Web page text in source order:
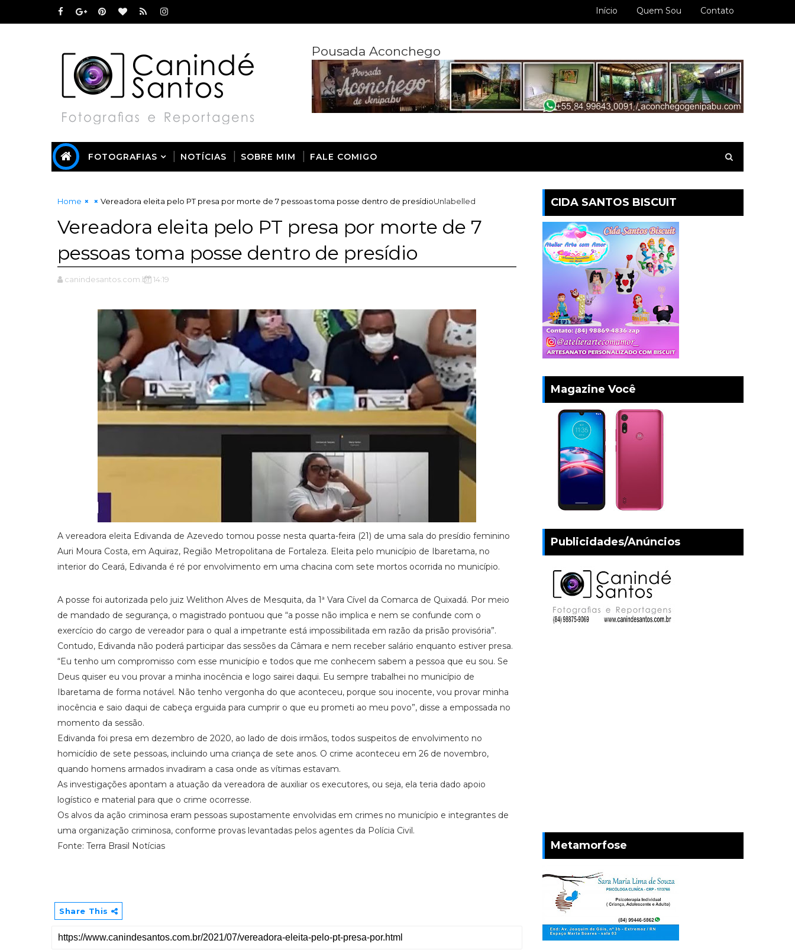
Início Quem Sou Contato
Pousada Aconchego
FOTOGRAFIAS NOTÍCIAS SOBRE MIM FALE COMIGO
Home Unlabelled
Vereadora eleita pelo PT presa por morte de 7 pessoas toma posse dentro de presídio
Vereadora eleita pelo PT presa por morte de 7
pessoas toma posse dentro de presídio
canindesantos.com.br 14:19
A vereadora eleita Edivanda de Azevedo tomou posse nesta quarta-feira (21) de uma sala do presídio feminino
Auri Moura Costa, em Aquiraz, Região Metropolitana de Fortaleza. Eleita pelo município de Ibaretama, no
interior do Ceará, Edivanda é ré por envolvimento em uma chacina com sete mortos ocorrida no município.
A posse foi autorizada pelo juiz Welithon Alves de Mesquita, da 1ª Vara Cível da Comarca de Quixadá. Por meio
de mandado de segurança, o magistrado pontuou que “a posse não implica e nem se confunde com o
exercício do cargo de vereador para o qual a impetrante está impossibilitada em razão da prisão provisória”.
Contudo, Edivanda não poderá participar das sessões da Câmara e nem receber salário enquanto estiver presa.
“Eu tenho um compromisso com esse município e todos que me conhecem sabem a pessoa que eu sou. Se
Deus quiser eu vou provar a minha inocência e logo sairei daqui. Eu sempre trabalhei no município de
Ibaretama de forma notável. Não tenho vergonha do que aconteceu, porque sou inocente, vou provar minha
inocência e saio daqui de cabeça erguida para cumprir o que eu prometi ao meu povo”, disse a empossada no
momento da sessão.
Edivanda foi presa em dezembro de 2020, ao lado de dois irmãos, todos suspeitos de envolvimento no
homicídio de sete pessoas, incluindo uma criança de sete anos. O crime aconteceu em 26 de novembro,
quando homens armados invadiram a casa onde as vítimas estavam.
As investigações apontam a atuação da vereadora de auxiliar os executores, ou seja, ela teria dado apoio
logístico e material para que o crime ocorresse.
Os alvos da ação criminosa eram pessoas supostamente envolvidas em crimes no município e integrantes de
uma organização criminosa, conforme provas levantadas pelos agentes da Polícia Civil.
Fonte: Terra Brasil Notícias
Share This
CIDA SANTOS BISCUIT
Magazine Você
Publicidades/Anúncios
Metamorfose